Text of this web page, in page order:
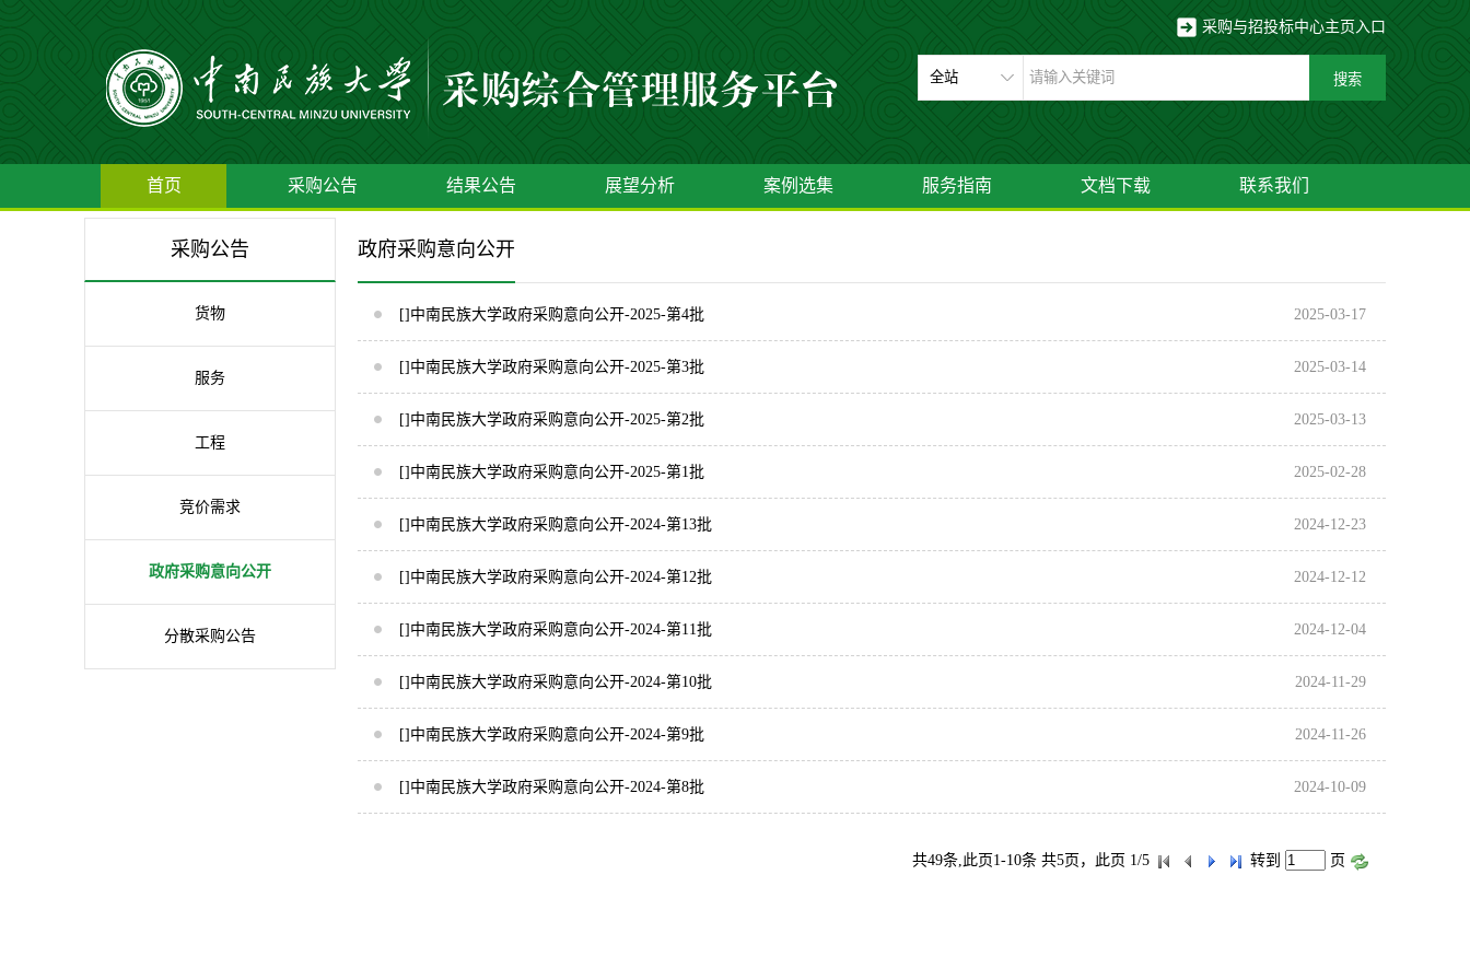
采购与招投标中心主页入口
首页 采购公告 结果公告 展望分析 案例选集 服务指南 文档下载 联系我们
采购公告
货物
服务
工程
竞价需求
政府采购意向公开
分散采购公告
政府采购意向公开
2025-03-17
[]中南民族大学政府采购意向公开-2025-第4批
2025-03-14
[]中南民族大学政府采购意向公开-2025-第3批
2025-03-13
[]中南民族大学政府采购意向公开-2025-第2批
2025-02-28
[]中南民族大学政府采购意向公开-2025-第1批
2024-12-23
[]中南民族大学政府采购意向公开-2024-第13批
2024-12-12
[]中南民族大学政府采购意向公开-2024-第12批
2024-12-04
[]中南民族大学政府采购意向公开-2024-第11批
2024-11-29
[]中南民族大学政府采购意向公开-2024-第10批
2024-11-26
[]中南民族大学政府采购意向公开-2024-第9批
2024-10-09
[]中南民族大学政府采购意向公开-2024-第8批
共49条,此页1-10条 共5页，此页 1/5 转到 页